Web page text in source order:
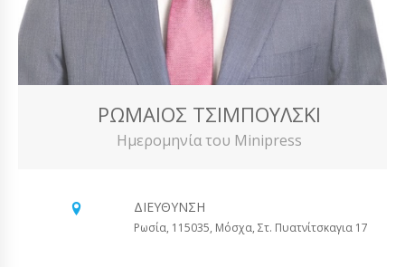
ΡΩΜΑΊΟΣ ΤΣΙΜΠΟΎΛΣΚΙ
Ημερομηνία του Minipress
ΔΙΕΎΘΥΝΣΗ
Ρωσία, 115035, Μόσχα, Στ. Πυατνίτσκαγια 17